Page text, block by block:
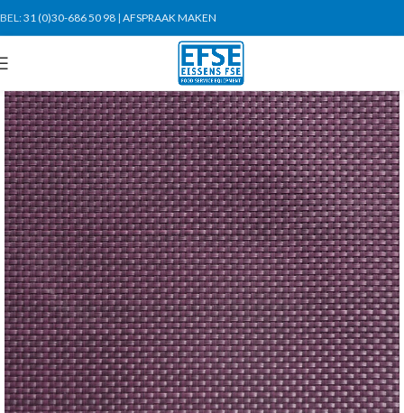
BEL:31 (0)30-686 50 98 | AFSPRAAK MAKEN